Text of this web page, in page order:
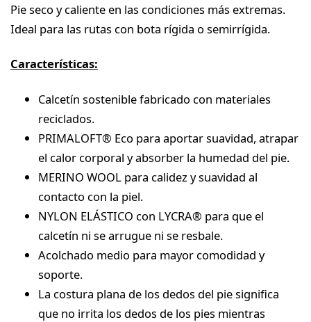
Pie seco y caliente en las condiciones más extremas.
Ideal para las rutas con bota rígida o semirrígida.
Características:
Calcetín sostenible fabricado con materiales
reciclados.
PRIMALOFT® Eco para aportar suavidad, atrapar
el calor corporal y absorber la humedad del pie.
MERINO WOOL para calidez y suavidad al
contacto con la piel.
NYLON ELÁSTICO con LYCRA® para que el
calcetín ni se arrugue ni se resbale.
Acolchado medio para mayor comodidad y
soporte.
La costura plana de los dedos del pie significa
que no irrita los dedos de los pies mientras